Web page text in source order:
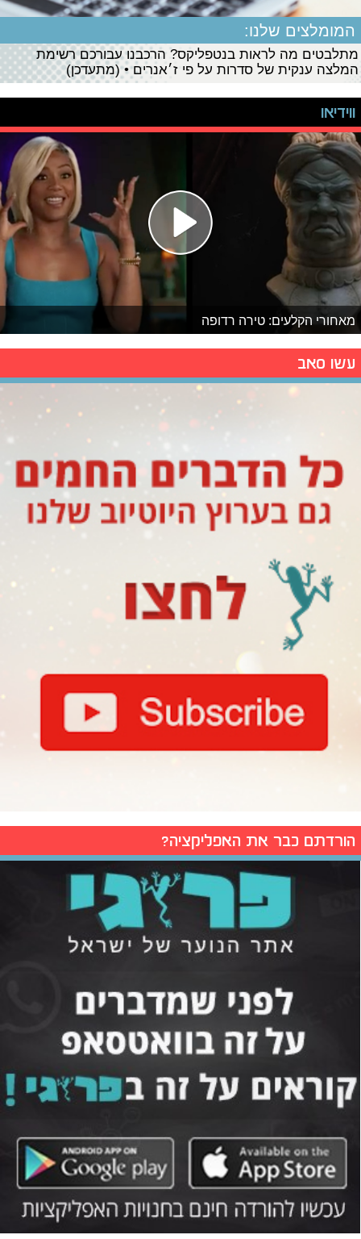
המומלצים שלנו:
מתלבטים מה לראות בנטפליקס? הרכבנו עבורכם רשימת
המלצה ענקית של סדרות על פי ז׳אנרים • (מתעדכן)
ווידיאו
מאחורי הקלעים: טירה רדופה
עשו סאב
הורדתם כבר את האפליקציה?